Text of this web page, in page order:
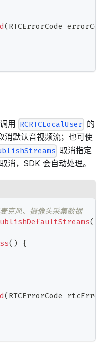
( RTCErrorCode
用 RCRTCLocalUser 的
消默认音视频流；也可使
取消指定
消，SDK 会自动处理。
克风、摄像头采集数据
(
( )
{
( RTCErrorCode